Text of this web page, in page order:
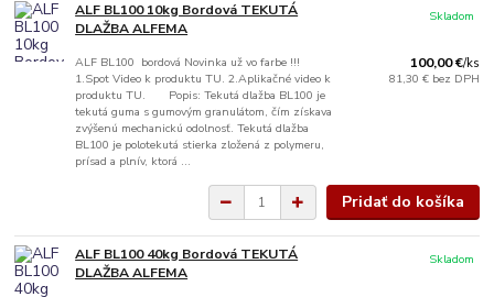
ALF BL100 10kg Bordová TEKUTÁ
DLAŽBA ALFEMA
ALF BL100 bordová Novinka už vo farbe !!!
1.Spot Video k produktu TU. 2.Aplikačné video k
produktu TU. Popis: Tekutá dlažba BL100 je
tekutá guma s gumovým granulátom, čím získava
zvýšenú mechanickú odolnosť. Tekutá dlažba
BL100 je polotekutá stierka zložená z polymeru,
prísad a plnív, ktorá ...
100,00 €/ks
81,30 € bez DPH
Skladom
Pridať do košíka
ALF BL100 40kg Bordová TEKUTÁ
DLAŽBA ALFEMA
Skladom